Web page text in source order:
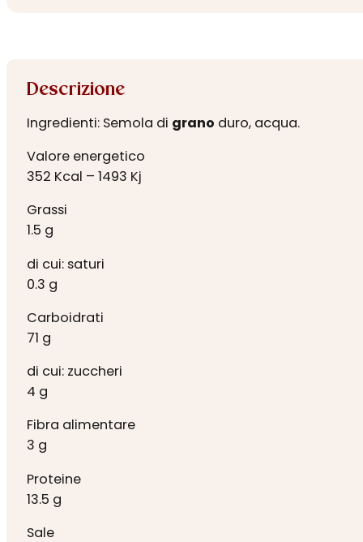
Descrizione
Ingredienti: Semola di grano duro, acqua.
Valore energetico
352 Kcal – 1493 Kj
Grassi
1.5 g
di cui: saturi
0.3 g
Carboidrati
71 g
di cui: zuccheri
4 g
Fibra alimentare
3 g
Proteine
13.5 g
Sale